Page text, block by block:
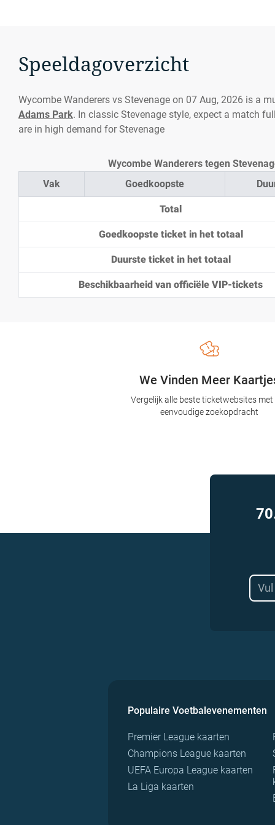
Speeldagoverzicht
Wycombe Wanderers vs Stevenage on 07 Aug, 2026 is a
Adams Park. In classic Stevenage style, expect a match
are in high demand for Stevenage
Vak Goedkoopste
Total
Goedkoopste ticket in het totaal
Duurste ticket in het totaal
Beschikbaarheid van officiële VIP-tickets
Wycombe Wanderers tegen
We Vinden Meer
Vergelijk alle beste ticketwebsites met
eenvoudige zoekopdracht
Populaire Voetbalevenementen
Premier League kaarten
Champions League kaarten
UEFA Europa League kaarten
La Liga kaarten